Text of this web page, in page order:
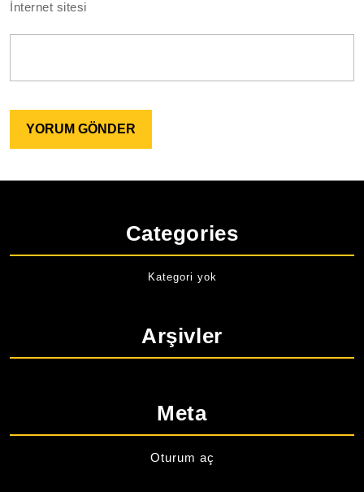
İnternet sitesi
Categories
Kategori yok
Arşivler
Meta
Oturum aç